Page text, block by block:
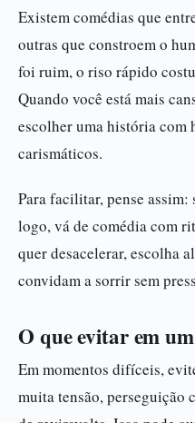
Existem comédias que
outras que constroem o
foi ruim, o riso rápido
Quando você está mais
escolher uma história com
carismáticos.
Para facilitar, pense
logo, vá de comédia com
quer desacelerar, escolha
convidam a sorrir sem
O que evitar em
Em momentos difíceis,
muita tensão, perseguição